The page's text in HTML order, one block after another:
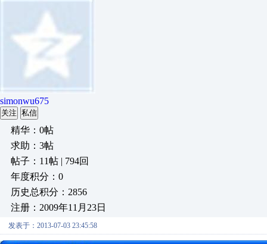
simonwu675
关注 私信
精华：0帖
求助：3帖
帖子：11帖 | 794回
年度积分：0
历史总积分：2856
注册：2009年11月23日
发表于：2013-07-03 23:45:58